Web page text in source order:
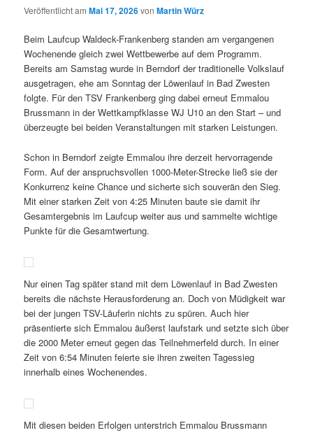
Veröffentlicht amMai 17, 2026vonMartin Würz
Beim Laufcup Waldeck-Frankenberg standen am vergangenen
Wochenende gleich zwei Wettbewerbe auf dem Programm.
Bereits am Samstag wurde in Berndorf der traditionelle Volkslauf
ausgetragen, ehe am Sonntag der Löwenlauf in Bad Zwesten
folgte. Für den TSV Frankenberg ging dabei erneut Emmalou
Brussmann in der Wettkampfklasse WJ U10 an den Start – und
überzeugte bei beiden Veranstaltungen mit starken Leistungen.
Schon in Berndorf zeigte Emmalou ihre derzeit hervorragende
Form. Auf der anspruchsvollen 1000-Meter-Strecke ließ sie der
Konkurrenz keine Chance und sicherte sich souverän den Sieg.
Mit einer starken Zeit von 4:25 Minuten baute sie damit ihr
Gesamtergebnis im Laufcup weiter aus und sammelte wichtige
Punkte für die Gesamtwertung.
Nur einen Tag später stand mit dem Löwenlauf in Bad Zwesten
bereits die nächste Herausforderung an. Doch von Müdigkeit war
bei der jungen TSV-Läuferin nichts zu spüren. Auch hier
präsentierte sich Emmalou äußerst laufstark und setzte sich über
die 2000 Meter erneut gegen das Teilnehmerfeld durch. In einer
Zeit von 6:54 Minuten feierte sie ihren zweiten Tagessieg
innerhalb eines Wochenendes.
Mit diesen beiden Erfolgen unterstrich Emmalou Brussmann